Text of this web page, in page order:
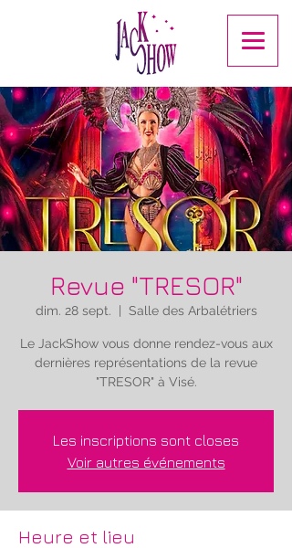
Revue "TRESOR"
dim. 28 sept. Salle des Arbalétriers
Le JackShow vous donne rendez-vous aux
dernières représentations de la revue
"TRESOR" à Visé.
Les inscriptions sont closes
Voir autres événements
Heure et lieu